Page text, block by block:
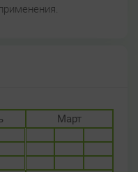
Март